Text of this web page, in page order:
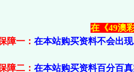
在《49澳
障一： 在本站购买资料不会出
障二： 在本站购买资料百分百